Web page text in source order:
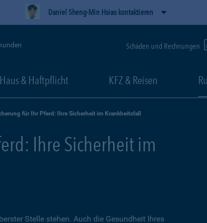
Daniel Sheng-Min Hsiao kontaktieren
Schäden und Rechnungen
Haus & Haftpflicht KFZ & Reisen
für Ihr Pferd: Ihre Sicherheit im Krankheitsfall
Ihre Sicherheit im
Stelle stehen. Auch die Gesundheit Ihres